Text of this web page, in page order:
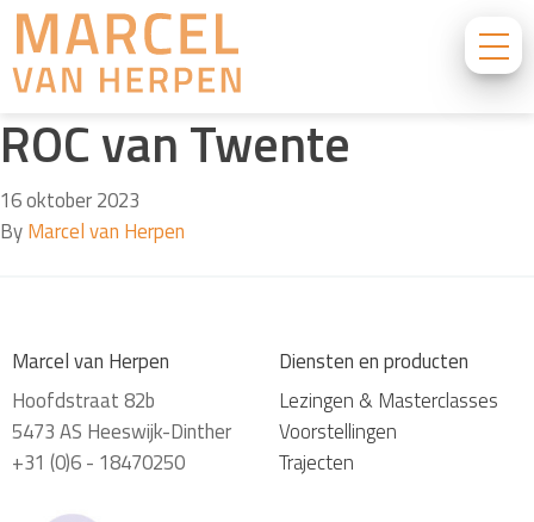
ROC van Twente
16 oktober 2023
ByMarcel van Herpen
Marcel van Herpen
Hoofdstraat 82b
5473 AS Heeswijk-Dinther
+31 (0)6 - 18470250
Diensten en producten
Lezingen & Masterclasses
Voorstellingen
Trajecten